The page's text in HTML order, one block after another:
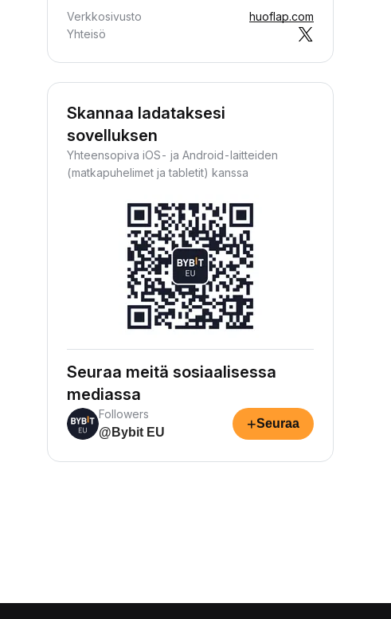
Verkkosivusto
huoflap.com
Yhteisö
Skannaa ladataksesi
sovelluksen
Yhteensopiva iOS- ja Android-laitteiden
(matkapuhelimet ja tabletit) kanssa
Seuraa meitä sosiaalisessa
mediassa
Followers
@Bybit EU
+Seuraa